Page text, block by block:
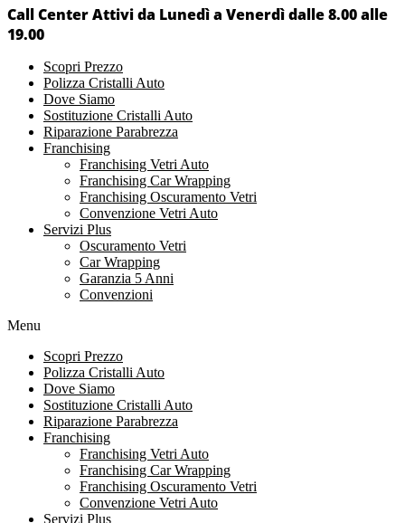
Call Center Attivi da Lunedì a Venerdì dalle 8.00 alle
19.00
Scopri Prezzo
Polizza Cristalli Auto
Dove Siamo
Sostituzione Cristalli Auto
Riparazione Parabrezza
Franchising
Franchising Vetri Auto
Franchising Car Wrapping
Franchising Oscuramento Vetri
Convenzione Vetri Auto
Servizi Plus
Oscuramento Vetri
Car Wrapping
Garanzia 5 Anni
Convenzioni
Menu
Scopri Prezzo
Polizza Cristalli Auto
Dove Siamo
Sostituzione Cristalli Auto
Riparazione Parabrezza
Franchising
Franchising Vetri Auto
Franchising Car Wrapping
Franchising Oscuramento Vetri
Convenzione Vetri Auto
Servizi Plus